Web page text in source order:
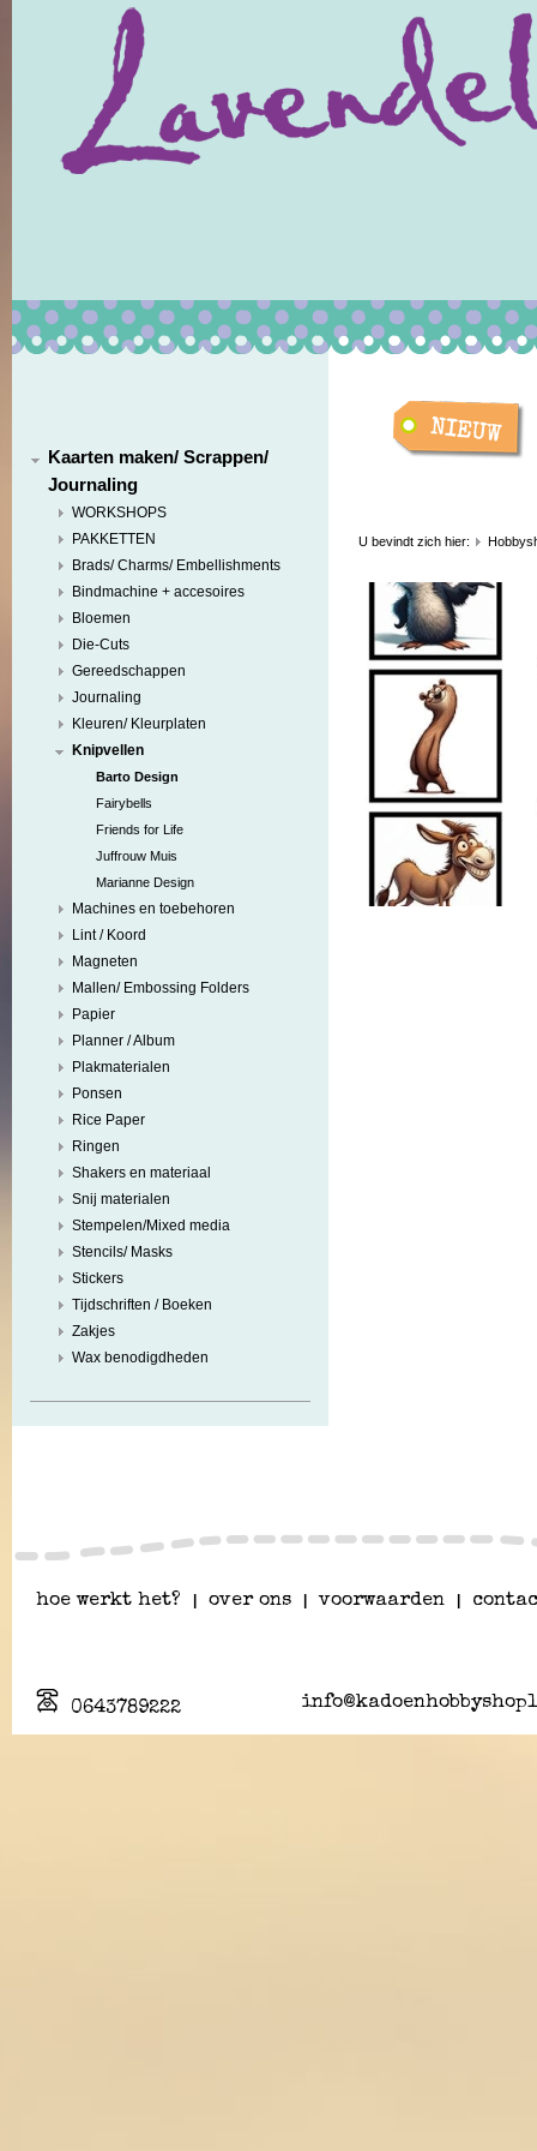
Kaarten maken/ Scrappen/
Journaling
WORKSHOPS
PAKKETTEN
Brads/ Charms/ Embellishments
Bindmachine + accesoires
Bloemen
Die-Cuts
Gereedschappen
Journaling
Kleuren/ Kleurplaten
Knipvellen
Barto Design
Fairybells
Friends for Life
Juffrouw Muis
Marianne Design
Machines en toebehoren
Lint / Koord
Magneten
Mallen/ Embossing Folders
Papier
Planner / Album
Plakmaterialen
Ponsen
Rice Paper
Ringen
Shakers en materiaal
Snij materialen
Stempelen/Mixed media
Stencils/ Masks
Stickers
Tijdschriften / Boeken
Zakjes
Wax benodigdheden
U bevindt zich hier:
hoe werkt het? over ons voorwaarden
0643789222